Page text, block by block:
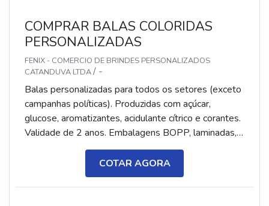
COMPRAR BALAS COLORIDAS
PERSONALIZADAS
FENIX - COMERCIO DE BRINDES PERSONALIZADOS
CATANDUVA LTDA/ -
Balas personalizadas para todos os setores (exceto
campanhas políticas). Produzidas com açúcar,
glucose, aromatizantes, acidulante cítrico e corantes.
Validade de 2 anos. Embalagens BOPP, laminadas,
metalizadas ou ecológicas, com impressão colorida
ou P&B em alta qualidade, tinta atóxica. Medida: 5 ×
3,5 cm. Sabores variados (frutas, café, menta etc.) e
diferentes tipos (balas, gomas, chicletes, recheadas
COTAR AGORA